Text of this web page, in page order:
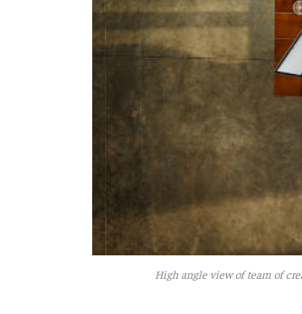
High angle view of team of